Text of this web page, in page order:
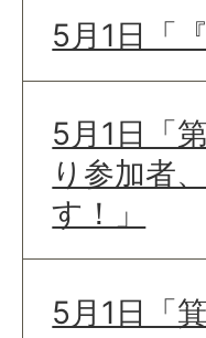
5月1日「
5月1日「
り参加者
す！」
5月1日「